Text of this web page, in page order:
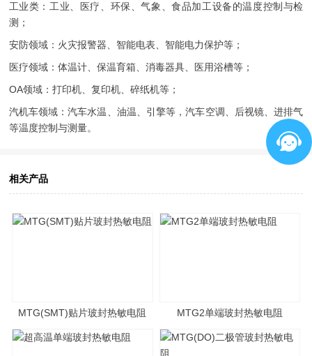
工业类：工业、医疗、环保、气象、食品加工设备的温度控制与检
测；
安防领域：火灾报警器、智能电表、智能电力保护等；
医疗领域：体温计、保温育箱、消毒器具、医用浴槽等；
OA领域：打印机、复印机、碎纸机等；
汽机车领域：汽车水温、油温、引擎等，汽车空调、后视镜、进排气
等温度控制与测量。
相关产品
MTG(SMT)贴片玻封热敏电阻 MTG2单端玻封热敏电阻